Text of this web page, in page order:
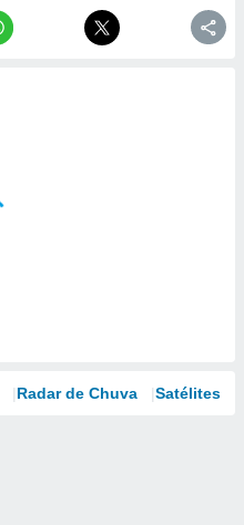
Radar de Chuva Satélites